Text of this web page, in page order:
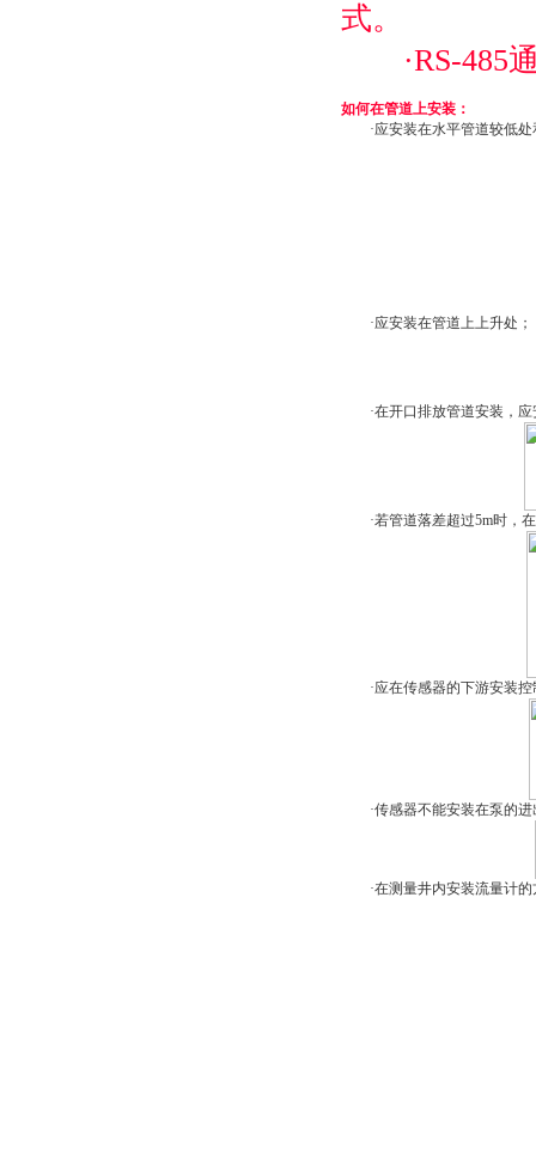
式。
·RS-485通
如何在管道上安装：
·应安装在水平管道较低处
·应安装在管道上上升处；
·在开口排放管道安装，应
·若管道落差超过5m时，在
·应在传感器的下游安装控
·传感器不能安装在泵的进
·在测量井内安装流量计的